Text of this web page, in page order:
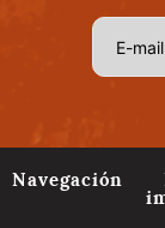
Navegación